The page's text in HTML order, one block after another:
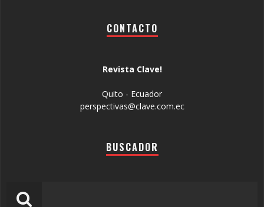
CONTACTO
Revista Clave!
Quito - Ecuador
perspectivas@clave.com.ec
BUSCADOR